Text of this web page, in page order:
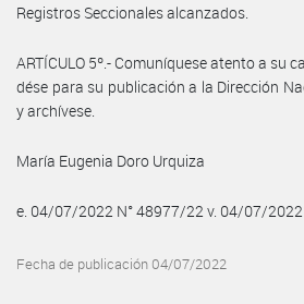
Registros Seccionales alcanzados.
ARTÍCULO 5º.- Comuníquese atento a su
dése para su publicación a la Dirección
y archívese.
María Eugenia Doro Urquiza
e. 04/07/2022 N° 48977/22 v. 04/07/2022
Fecha de publicación 04/07/2022